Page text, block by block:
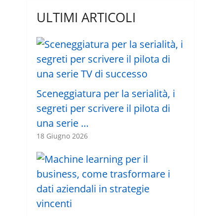
ULTIMI ARTICOLI
Sceneggiatura per la serialità, i
segreti per scrivere il pilota di
una serie …
18 Giugno 2026